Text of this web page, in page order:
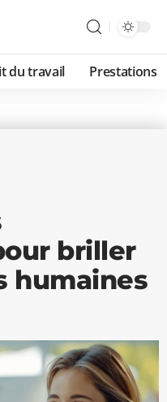
du travail Prestations
briller
humaines